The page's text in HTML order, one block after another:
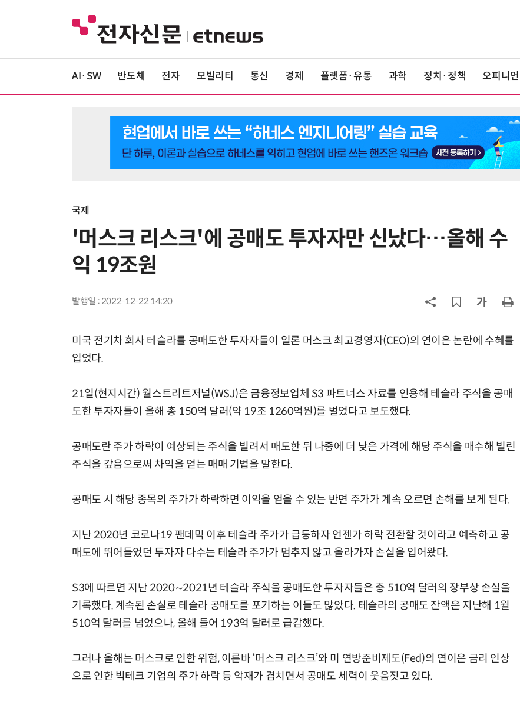
AI·SW 반도체 전자 모빌리티 통신 경제 플랫폼·유통 과학 정치·정책 오피니언
국제
'머스크 리스크'에 공매도 투자자만 신났다…올해 수
익 19조원
발행일 : 2022-12-22 14:20
미국 전기차 회사 테슬라를 공매도한 투자자들이 일론 머스크 최고경영자(CEO)의 연이은 논란에 수혜를
입었다.
21일(현지시간) 월스트리트저널(WSJ)은 금융정보업체 S3 파트너스 자료를 인용해 테슬라 주식을 공매
도한 투자자들이 올해 총 150억 달러(약 19조 1260억원)를 벌었다고 보도했다.
공매도란 주가 하락이 예상되는 주식을 빌려서 매도한 뒤 나중에 더 낮은 가격에 해당 주식을 매수해 빌린
주식을 갚음으로써 차익을 얻는 매매 기법을 말한다.
공매도 시 해당 종목의 주가가 하락하면 이익을 얻을 수 있는 반면 주가가 계속 오르면 손해를 보게 된다.
지난 2020년 코로나19 팬데믹 이후 테슬라 주가가 급등하자 언젠가 하락 전환할 것이라고 예측하고 공
매도에 뛰어들었던 투자자 다수는 테슬라 주가가 멈추지 않고 올라가자 손실을 입어왔다.
S3에 따르면 지난 2020∼2021년 테슬라 주식을 공매도한 투자자들은 총 510억 달러의 장부상 손실을
기록했다. 계속된 손실로 테슬라 공매도를 포기하는 이들도 많았다. 테슬라의 공매도 잔액은 지난해 1월
510억 달러를 넘었으나, 올해 들어 193억 달러로 급감했다.
그러나 올해는 머스크로 인한 위험, 이른바 ‘머스크 리스크’와 미 연방준비제도(Fed)의 연이은 금리 인상
으로 인한 빅테크 기업의 주가 하락 등 악재가 겹치면서 공매도 세력이 웃음짓고 있다.
6
19세 공주도 입대…덴마크, 국방력
엔비디아, HBM 독주 흔들”
인 인플루언서 체포… 7대 연쇄추돌
10 “설마, 삼전닉스가 하루새 반토막날
AI Native Enterprise를 지원하는 AI Ready Data 플랫폼 활용 전략